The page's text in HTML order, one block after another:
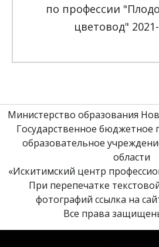
по профессии
цветовод"
Министерство образования
Государственное бюджетное
образовательное
области
«Искитимский центр
При перепечатке
фотографий ссылка на
Все права